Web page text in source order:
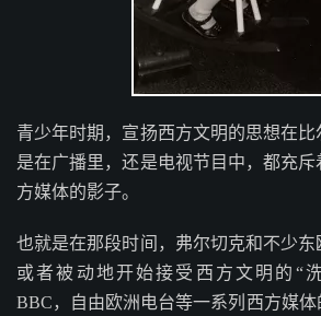
青少年时期，宣扬西方文明的思想在
是在广播里，还是电视节目中，都充
方媒体的影子。
也就是在那段时间，弗尔切克和不少
或者被动地开始接受西方文明的“
BBC，自由欧洲电台等一系列西方媒